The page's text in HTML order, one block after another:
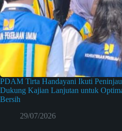
PDAM Tirta Handayani Ikuti
Dukung Kajian Lanjutan untuk
Bersih
29/07/2026